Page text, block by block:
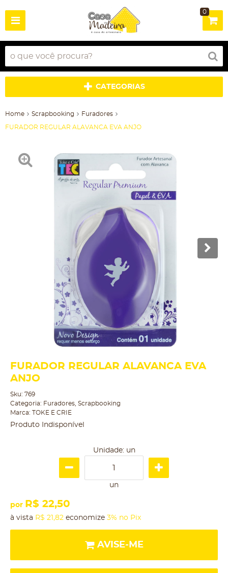
0
CATEGORIAS
Home Scrapbooking Furadores
FURADOR REGULAR ALAVANCA EVA ANJO
FURADOR REGULAR ALAVANCA EVA
ANJO
Sku: 769
Categoria: Furadores Scrapbooking
Marca: TOKE E CRIE
Produto Indisponível
Unidade: un
un
por R$ 22,50
à vista R$ 21,82 economize 3% no Pix
AVISE-ME